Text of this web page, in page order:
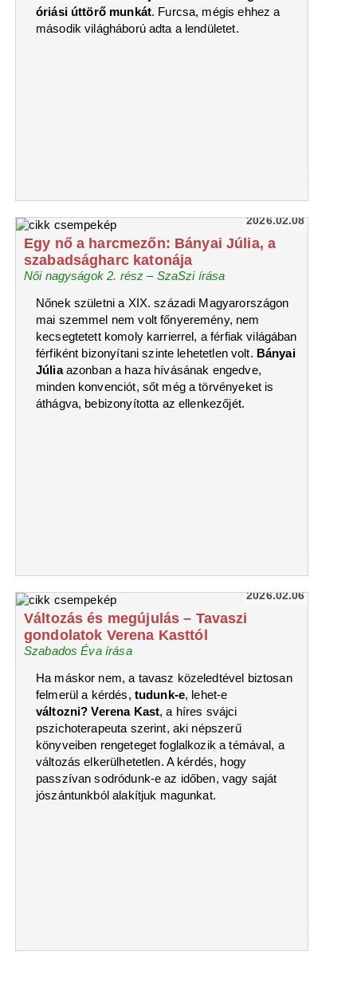
óriási úttörő munkát. Furcsa, mégis ehhez a
második világháború adta a lendületet.
2026.02.08
Egy nő a harcmezőn: Bányai Júlia, a
szabadságharc katonája
Női nagyságok 2. rész – SzaSzi írása
Nőnek születni a XIX. századi Magyarországon
mai szemmel nem volt főnyeremény, nem
kecsegtetett komoly karrierrel, a férfiak világában
férfiként bizonyítani szinte lehetetlen volt. Bányai
Júliaazonban a haza hívásának engedve,
minden konvenciót, sőt még a törvényeket is
áthágva, bebizonyította az ellenkezőjét.
2026.02.06
Változás és megújulás – Tavaszi
gondolatok Verena Kasttól
Szabados Éva írása
Ha máskor nem, a tavasz közeledtével biztosan
felmerül a kérdés, tudunk-e, lehet-e
változni? Verena Kast, a híres svájci
pszichoterapeuta szerint, aki népszerű
könyveiben rengeteget foglalkozik a témával, a
változás elkerülhetetlen. A kérdés, hogy
passzívan sodródunk-e az időben, vagy saját
jószántunkból alakítjuk magunkat.